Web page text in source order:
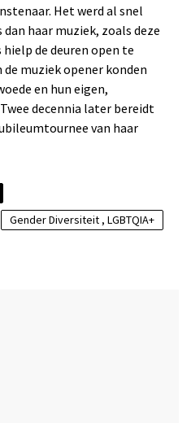
Het werd al snel
haar muziek, zoals deze
de deuren open te
muziek opener konden
en hun eigen,
decennia later bereidt
van haar
Gender Diversiteit , LGBTQIA+